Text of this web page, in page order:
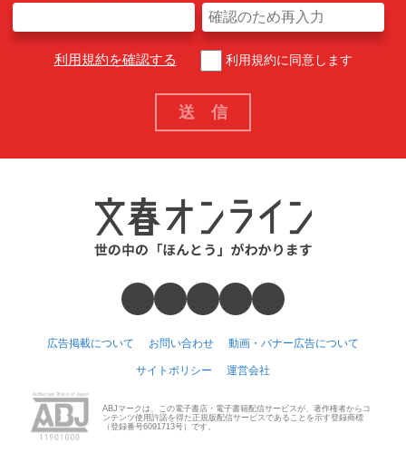
利用規約を確認する 利用規約に同意します
広告掲載について お問い合わせ 動画・バナー広告について
サイトポリシー 運営会社
ABJマークは、この電子書店・電子書籍配信サービスが、著作権者からコ
ンテンツ使用許諾を得た正規版配信サービスであることを示す登録商標
（登録番号6091713号）です。